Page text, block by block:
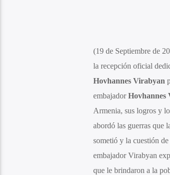
(19 de Septiembre de
la recepción oficial
Hovhannes Virabyan
embajadorHovhannes
Armenia, sus logros y
abordó las guerras que
sometió y la cuestión
embajador Virabyan
que le brindaron a la